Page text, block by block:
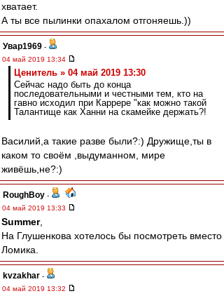
хватает.
А ты все пылинки опахалом отгоняешь.))
Увар1969 -
04 май 2019 13:34
Ценитель » 04 май 2019 13:30
Сейчас надо быть до конца
последовательными и честными тем, кто на
гавно исходил при Каррере "как можно такой
Талантище как Ханни на скамейке держать?!
Василий,а такие разве были?:) Дружище,ты в
каком то своём ,выдуманном, мире
живёшь,не?:)
RoughBoy -
04 май 2019 13:33
Summer,
На Глушенкова хотелось бы посмотреть вместо
Ломика.
kvzakhar -
04 май 2019 13:32